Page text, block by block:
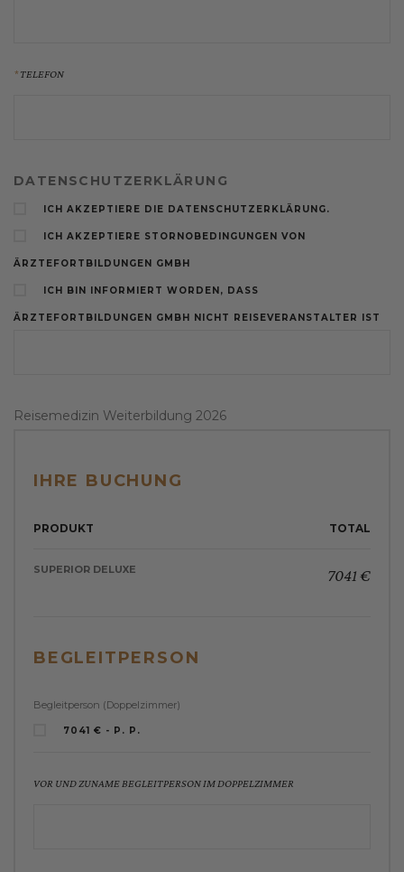
TELEFON
DATENSCHUTZERKLÄRUNG
ICH AKZEPTIERE DIE DATENSCHUTZERKLÄRUNG.
ICH AKZEPTIERE STORNOBEDINGUNGEN VON
ÄRZTEFORTBILDUNGEN GMBH
ICH BIN INFORMIERT WORDEN, DASS
ÄRZTEFORTBILDUNGEN GMBH NICHT REISEVERANSTALTER IST
Reisemedizin Weiterbildung 2026
IHRE BUCHUNG
PRODUKT TOTAL
SUPERIOR DELUXE 7041 €
BEGLEITPERSON
Begleitperson (Doppelzimmer)
7041 € - P. P.
VOR UND ZUNAME BEGLEITPERSON IM DOPPELZIMMER